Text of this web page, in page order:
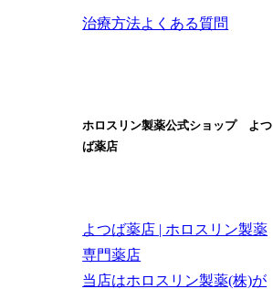
治療方法よくある質問
ホロスリン製薬公式ショップ よつ
ば薬店
よつば薬店 | ホロスリン製薬
専門薬店
当店はホロスリン製薬(株)が